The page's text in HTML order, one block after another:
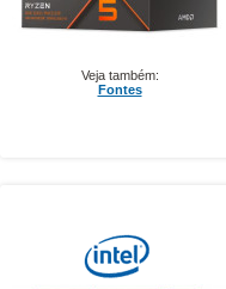
Veja também:
Fontes